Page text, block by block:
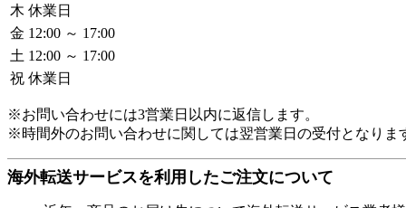
木 休業日
金 12:00 ～ 17:00
土 12:00 ～ 17:00
祝 休業日
※お問い合わせには3営業日以内に返信します。
※時間外のお問い合わせに関しては翌営業日の受付となりま
海外転送サービスを利用したご注文について